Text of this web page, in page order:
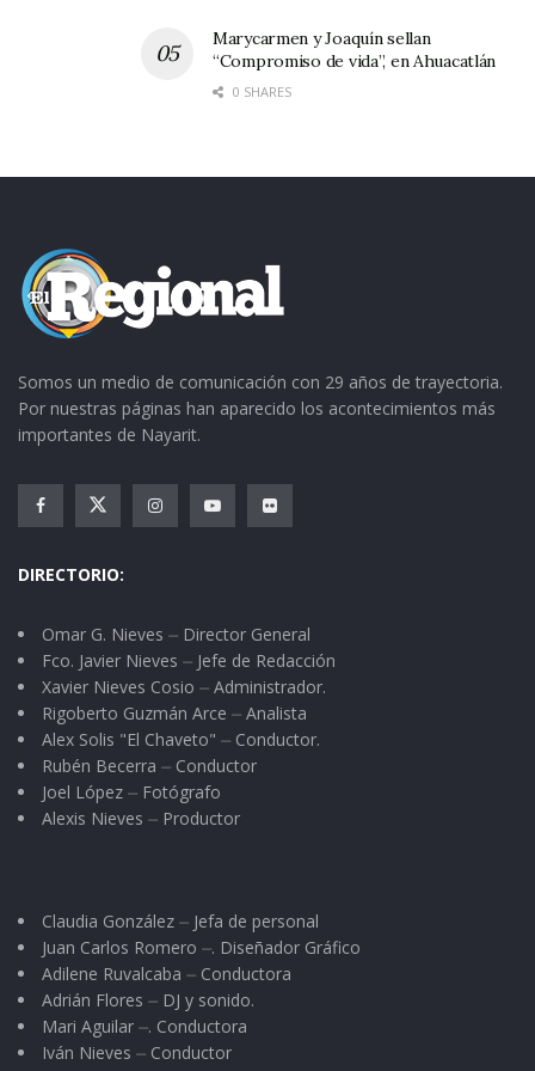
Marycarmen y Joaquín sellan
“Compromiso de vida”, en Ahuacatlán
0 SHARES
Somos un medio de comunicación con 29 años de trayectoria.
Por nuestras páginas han aparecido los acontecimientos más
importantes de Nayarit.
DIRECTORIO:
Omar G. Nieves ⏤ Director General
Fco. Javier Nieves ⏤ Jefe de Redacción
Xavier Nieves Cosio ⏤ Administrador.
Rigoberto Guzmán Arce ⏤ Analista
Alex Solis "El Chaveto" ⏤ Conductor.
Rubén Becerra ⏤ Conductor
Joel López ⏤ Fotógrafo
Alexis Nieves ⏤ Productor
Claudia González ⏤ Jefa de personal
Juan Carlos Romero ⏤. Diseñador Gráfico
Adilene Ruvalcaba ⏤ Conductora
Adrián Flores ⏤ DJ y sonido.
Mari Aguilar ⏤. Conductora
Iván Nieves ⏤ Conductor